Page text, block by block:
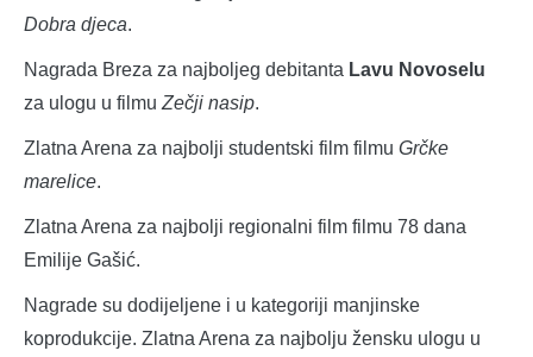
Dobra djeca.
Nagrada Breza za najboljeg debitanta Lavu Novoselu
za ulogu u filmu Zečji nasip.
Zlatna Arena za najbolji studentski film filmu Grčke
marelice.
Zlatna Arena za najbolji regionalni film filmu 78 dana
Emilije Gašić.
Nagrade su dodijeljene i u kategoriji manjinske
koprodukcije. Zlatna Arena za najbolju žensku ulogu u